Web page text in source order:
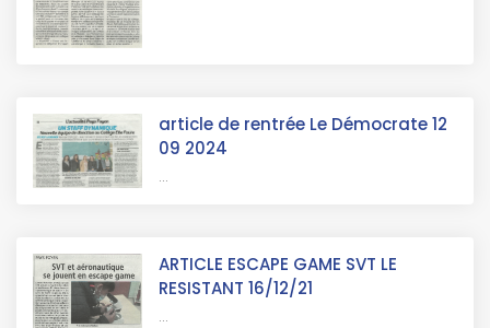
article de rentrée Le Démocrate 12
09 2024
...
ARTICLE ESCAPE GAME SVT LE
RESISTANT 16/12/21
...